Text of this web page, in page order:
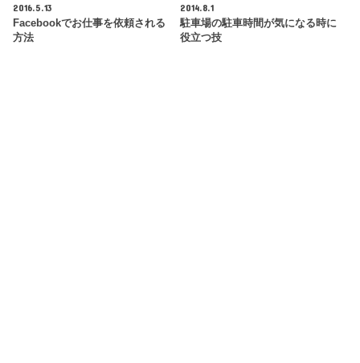
2016.5.13
Facebookでお仕事を依頼される
方法
2014.8.1
駐車場の駐車時間が気になる時に
役立つ技